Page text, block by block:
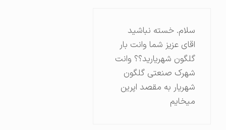
سلام. خسته نباشید
اقای عزیز شما وانت بار
گلگون شهریارید؟؟ وانت
شهرک صنعتی گلگون
شهریار به مقصد اپرین
میخایم